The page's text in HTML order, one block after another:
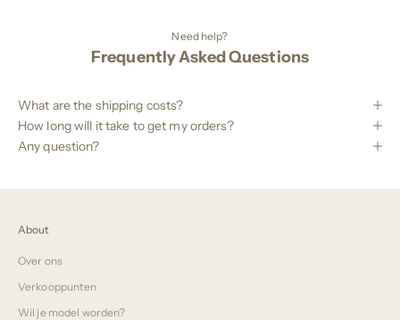
Need help?
Frequently Asked Questions
What are the shipping costs?
How long will it take to get my orders?
Any question?
About
Over ons
Verkooppunten
Wil je model worden?